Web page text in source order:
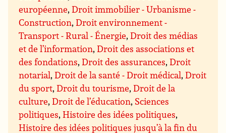
européenne,Droit immobilier - Urbanisme -
Construction,Droit environnement -
Transport - Rural - Énergie,Droit des médias
et de l’information,Droit des associations et
des fondations,Droit des assurances,Droit
notarial,Droit de la santé - Droit médical,Droit
du sport,Droit du tourisme,Droit de la
culture,Droit de l’éducation, Sciences
politiques,Histoire des idées politiques,
Histoire des idées politiques jusqu’à la fin du